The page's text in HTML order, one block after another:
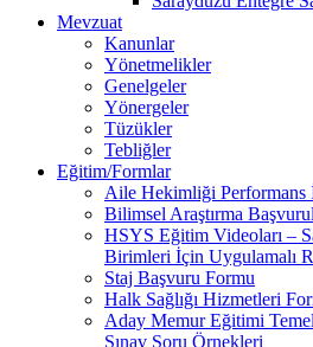
Mevzuat
Kanunlar
Yönetmelikler
Genelgeler
Yönergeler
Tüzükler
Tebliğler
Eğitim/Formlar
Aile Hekimliği Performans
Bilimsel Araştırma
HSYS Eğitim Videoları –
Birimleri İçin Uygulamalı
Staj Başvuru Formu
Halk Sağlığı Hizmetleri
Aday Memur Eğitimi
Sınav Soru Örnekleri